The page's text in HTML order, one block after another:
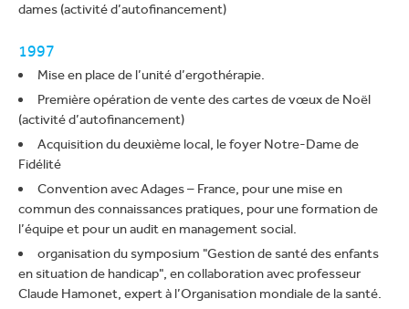
dames (activité d’autofinancement)
1997
Mise en place de l’unité d’ergothérapie.
Première opération de vente des cartes de vœux de Noël
(activité d’autofinancement)
Acquisition du deuxième local, le foyer Notre-Dame de
Fidélité
Convention avec Adages – France, pour une mise en
commun des connaissances pratiques, pour une formation de
l’équipe et pour un audit en management social.
organisation du symposium "Gestion de santé des enfants
en situation de handicap", en collaboration avec professeur
Claude Hamonet, expert à l’Organisation mondiale de la santé.